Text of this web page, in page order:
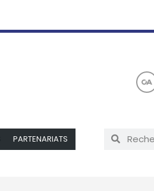
PARTENARIATS